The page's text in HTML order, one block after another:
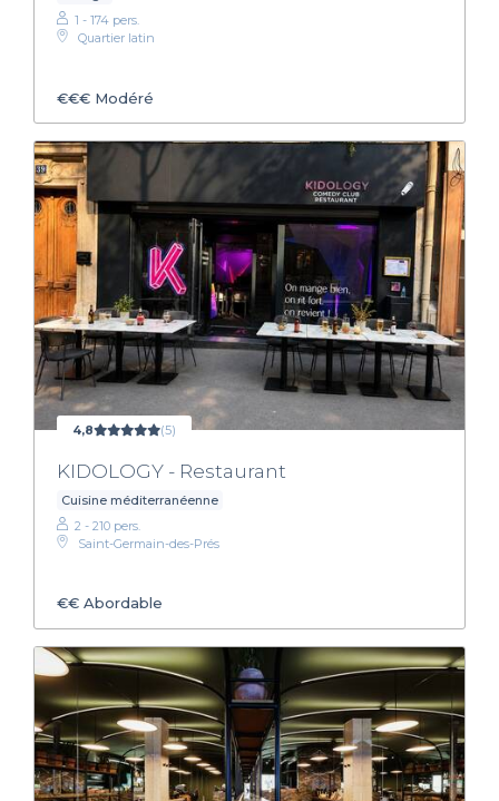
1 - 174 pers.
Quartier latin
€€€ Modéré
4,8 (5)
KIDOLOGY - Restaurant
Cuisine méditerranéenne
2 - 210 pers.
Saint-Germain-des-Prés
€€ Abordable